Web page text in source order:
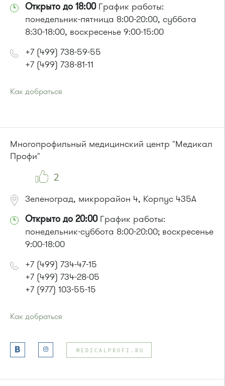
Открыто до 18:00График работы:
понедельник-пятница 8:00-20:00, суббота
8:30-18:00, воскресенье 9:00-15:00
+7 (499) 738-59-55
+7 (499) 738-81-11
Как добраться
Маршрутка № 460м, 720м
или до остановки "Районный суд":
Автобусы № 15, 32.
Маршрутка № 419м, 476м, 720м
Многопрофильный медицинский центр "Медикал
Профи"
2
Зеленоград, микрорайон 4, Корпус 435А
Открыто до 20:00График работы:
понедельник-суббота 8:00-20:00; воскресенье
9:00-18:00
+7 (499) 734-47-15
+7 (499) 734-28-05
+7 (977) 103-55-15
Как добраться
Автобусы № 400, 400э
или до остановки"Дом быта":
MEDICALPROFI.RU